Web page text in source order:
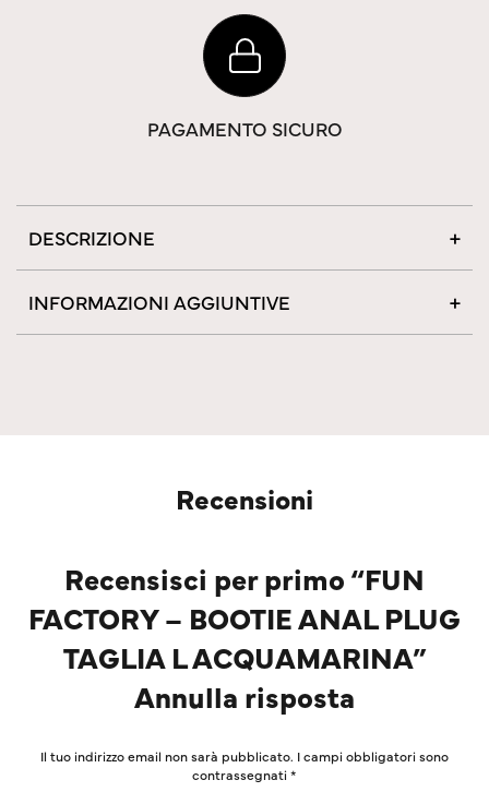
PAGAMENTO SICURO
DESCRIZIONE
INFORMAZIONI AGGIUNTIVE
Recensioni
Recensisci per primo “FUN
FACTORY – BOOTIE ANAL PLUG
TAGLIA L ACQUAMARINA”
Annulla risposta
Il tuo indirizzo email non sarà pubblicato. I campi obbligatori sono
contrassegnati*